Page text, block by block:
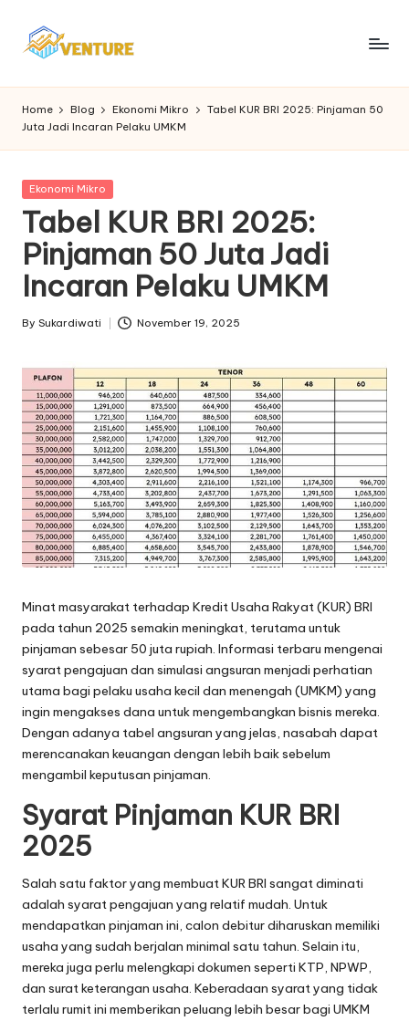
I
n
n
o
v
e
n
t
u
r
e
Berita
Home Blog Ekonomi Mikro
Tabel KUR BRI 2025: Pinjaman 50
Juta Jadi Incaran Pelaku UMKM
Posted
Ekonomi Mikro
Tabel KUR BRI 2025:
Pinjaman 50 Juta Jadi
Incaran Pelaku UMKM
Posted
By Sukardiwati November 19, 2025
Minat masyarakat terhadap Kredit Usaha Rakyat (KUR) BRI
pada tahun 2025 semakin meningkat, terutama untuk
pinjaman sebesar 50 juta rupiah. Informasi terbaru mengenai
syarat pengajuan dan simulasi angsuran menjadi perhatian
utama bagi pelaku usaha kecil dan menengah (UMKM) yang
ingin mengakses dana untuk mengembangkan bisnis mereka.
Dengan adanya tabel angsuran yang jelas, nasabah dapat
merencanakan keuangan dengan lebih baik sebelum
mengambil keputusan pinjaman.
Syarat Pinjaman KUR BRI
2025
Salah satu faktor yang membuat KUR BRI sangat diminati
adalah syarat pengajuan yang relatif mudah. Untuk
mendapatkan pinjaman ini, calon debitur diharuskan memiliki
usaha yang sudah berjalan minimal satu tahun. Selain itu,
mereka juga perlu melengkapi dokumen seperti KTP, NPWP,
dan surat keterangan usaha. Keberadaan syarat yang tidak
terlalu rumit ini memberikan peluang lebih besar bagi UMKM